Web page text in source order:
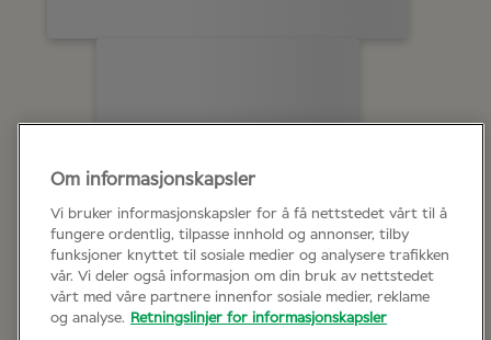
Om informasjonskapsler
Vi bruker informasjonskapsler for å få nettstedet vårt til å
fungere ordentlig, tilpasse innhold og annonser, tilby
funksjoner knyttet til sosiale medier og analysere trafikken
vår. Vi deler også informasjon om din bruk av nettstedet
vårt med våre partnere innenfor sosiale medier, reklame
og analyse.
Retningslinjer for informasjonskapsler